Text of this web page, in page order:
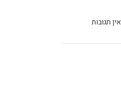
אין תגובות